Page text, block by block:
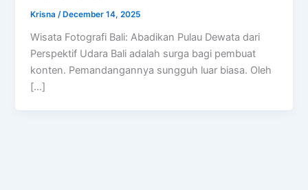
Krisna/ December 14, 2025
Wisata Fotografi Bali: Abadikan Pulau Dewata dari
Perspektif Udara Bali adalah surga bagi pembuat
konten. Pemandangannya sungguh luar biasa. Oleh
[…]